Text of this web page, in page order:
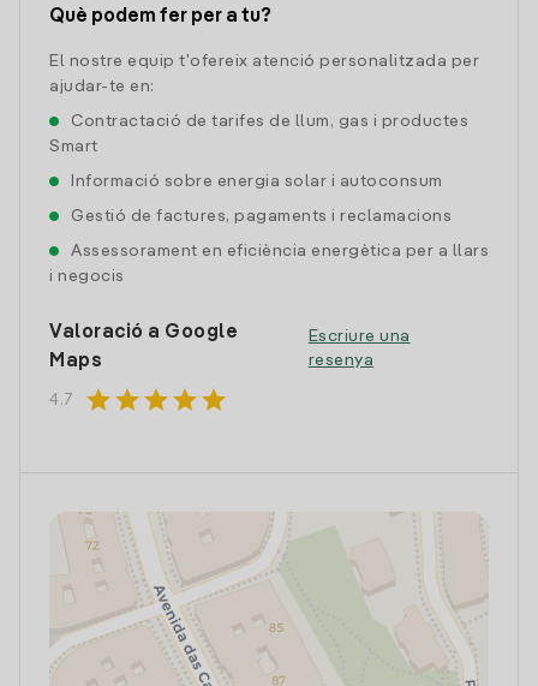
Què podem fer per a tu?
El nostre equip t'ofereix atenció personalitzada per
ajudar-te en:
Contractació de tarifes de llum, gas i productes
Smart
Informació sobre energia solar i autoconsum
Gestió de factures, pagaments i reclamacions
Assessorament en eficiència energètica per a llars
i negocis
Valoració a Google
Maps
4.7 starstarstarstarstar
Escriure una
resenya